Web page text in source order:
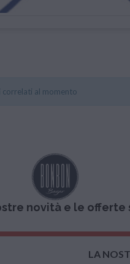
al momento
novità e le offerte
LA